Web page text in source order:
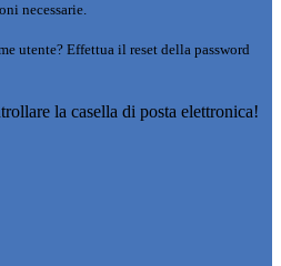
necessarie.
utente? Effettua il reset della password
la casella di posta elettronica!